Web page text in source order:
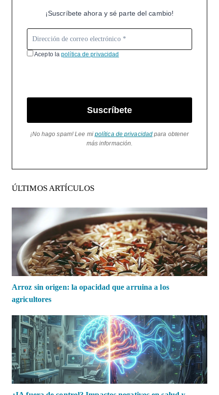
¡Suscríbete ahora y sé parte del cambio!
Acepto lapolítica de privacidad
Suscríbete
¡No hago spam! Lee mi política de privacidad para obtener
más información.
ÚLTIMOS ARTÍCULOS
Arroz sin origen: la opacidad que arruina a los
agricultores